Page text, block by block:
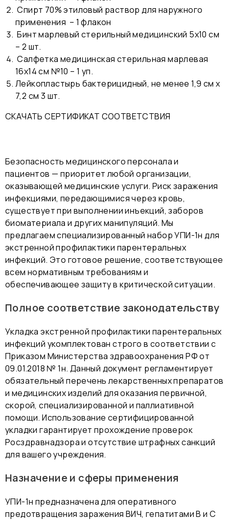
Спирт 70% этиловый раствор для наружного
применения – 1 флакон
Бинт марлевый стерильный медицинский 5х10 см
– 2 шт.
Салфетка медицинская стерильная марлевая
16х14 см №10 – 1 уп.
Лейкопластырь бактерицидный, не менее 1,9 см x
7,2 см 3 шт.
СКАЧАТЬ СЕРТИФИКАТ СООТВЕТСТВИЯ
Безопасность медицинского персонала и
пациентов — приоритет любой организации,
оказывающей медицинские услуги. Риск заражения
инфекциями, передающимися через кровь,
существует при выполнении инъекций, заборов
биоматериала и других манипуляций. Мы
предлагаем специализированный набор УПИ-1н для
экстренной профилактики парентеральных
инфекций. Это готовое решение, соответствующее
всем нормативным требованиям и
обеспечивающее защиту в критической ситуации.
Полное соответствие законодательству
Укладка экстренной профилактики парентеральных
инфекций укомплектован строго в соответствии с
Приказом Министерства здравоохранения РФ от
09.01.2018 № 1н. Данный документ регламентирует
обязательный перечень лекарственных препаратов
и медицинских изделий для оказания первичной,
скорой, специализированной и паллиативной
помощи. Использование сертифицированной
укладки гарантирует прохождение проверок
Росздравнадзора и отсутствие штрафных санкций
для вашего учреждения.
Назначение и сферы применения
УПИ-1н предназначена для оперативного
предотвращения заражения ВИЧ, гепатитами B и C